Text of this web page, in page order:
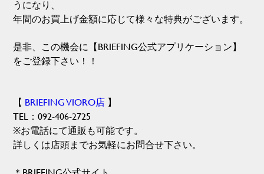
うになり、
年間のお買上げ金額に応じて様々な特典がございます。
是非、この機会に【BRIEFING公式アプリケーション】
をご登録下さい！！
【 BRIEFING VIORO店 】
TEL：092-406-2725
※お電話にて通販も可能です。
詳しくは店頭までお気軽にお問合せ下さい。